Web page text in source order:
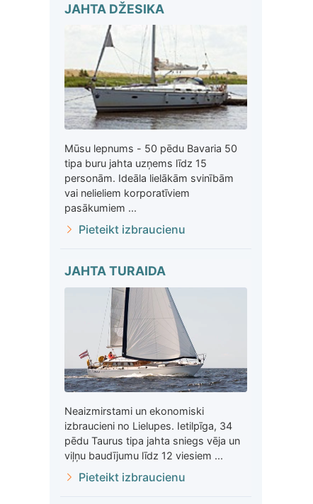
JAHTA DŽESIKA
Mūsu lepnums - 50 pēdu Bavaria 50
tipa buru jahta uzņems līdz 15
personām. Ideāla lielākām svinībām
vai nelieliem korporatīviem
pasākumiem ...
Pieteikt izbraucienu
JAHTA TURAIDA
Neaizmirstami un ekonomiski
izbraucieni no Lielupes. Ietilpīga, 34
pēdu Taurus tipa jahta sniegs vēja un
viļņu baudījumu līdz 12 viesiem ...
Pieteikt izbraucienu